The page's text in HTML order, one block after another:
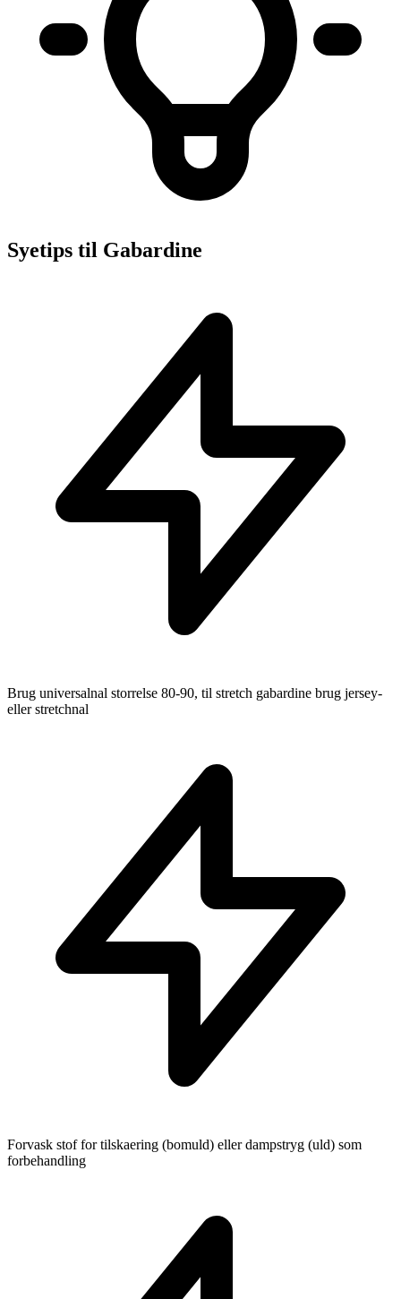
Syetips til Gabardine
Brug universalnal storrelse 80-90, til stretch gabardine brug jersey-
eller stretchnal
Forvask stof for tilskaering (bomuld) eller dampstryg (uld) som
forbehandling